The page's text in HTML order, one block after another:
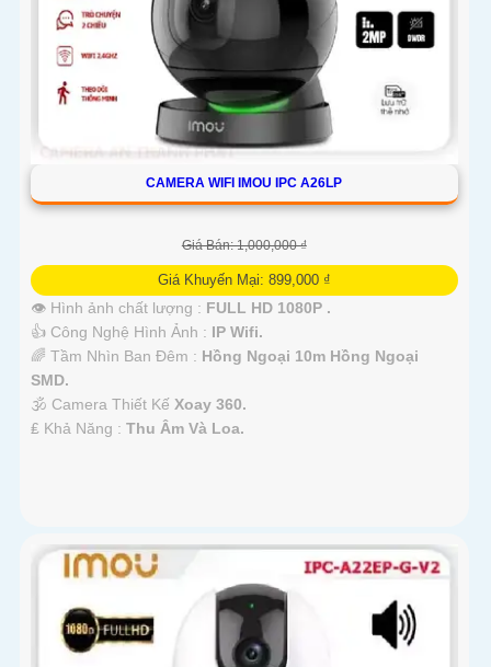
CAMERA WIFI IMOU IPC A26LP
Giá Bán: 1,000,000 ₫
Giá Khuyến Mại: 899,000 ₫
👁 Hình ảnh chất lượng : FULL HD 1080P .
👍 Công Nghệ Hình Ảnh : IP Wifi.
🌈 Tầm Nhìn Ban Đêm : Hồng Ngoại 10m Hồng Ngoại
SMD.
🕉️ Camera Thiết Kế Xoay 360.
️₤ Khả Năng : Thu Âm Và Loa.